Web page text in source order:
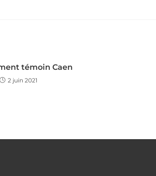
témoin Caen
2 juin 2021